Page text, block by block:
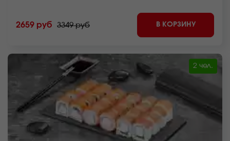
запеченный (8 шт.), ролл Нежный с курицей
запеченный (8 шт.), ролл Калифорния темпура (8 шт.),
ролл Чикен темпура (8 шт.), ролл Крабстер (8 шт.),
может отличаться от фото на сайте.
2659 руб 3349 руб В КОРЗИНУ
2 чел.